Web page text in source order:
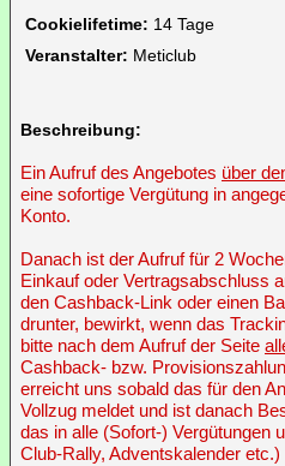
Cookielifetime: 14 Tage
Veranstalter: Meticlub
Beschreibung:
Ein Aufruf des Angebotes über
eine sofortige Vergütung in
Konto.
Danach ist der Aufruf für 2
Einkauf oder Vertragsabschluss
den Cashback-Link oder einen
drunter, bewirkt, wenn das
bitte nach dem Aufruf der Seite
Cashback- bzw.
erreicht uns sobald das für den
Vollzug meldet und ist danach
das in alle (Sofort-) Vergütungen
Club-Rally, Adventskalender etc.)